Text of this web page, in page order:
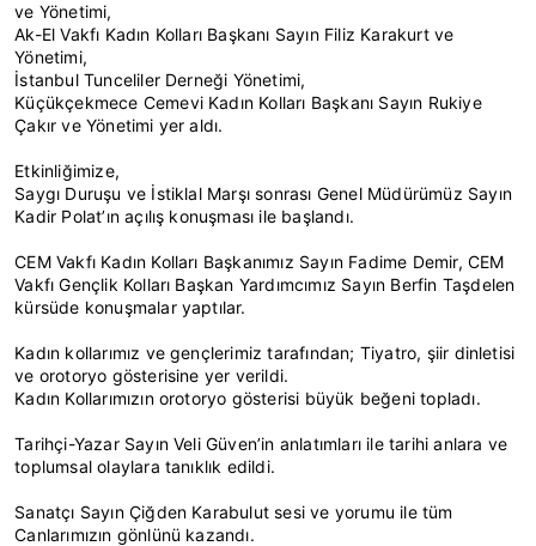
ve Yönetimi,
Ak-El Vakfı Kadın Kolları Başkanı Sayın Filiz Karakurt ve
Yönetimi,
İstanbul Tunceliler Derneği Yönetimi,
Küçükçekmece Cemevi Kadın Kolları Başkanı Sayın Rukiye
Çakır ve Yönetimi yer aldı.
Etkinliğimize,
Saygı Duruşu ve İstiklal Marşı sonrası Genel Müdürümüz Sayın
Kadir Polat’ın açılış konuşması ile başlandı.
CEM Vakfı Kadın Kolları Başkanımız Sayın Fadime Demir, CEM
Vakfı Gençlik Kolları Başkan Yardımcımız Sayın Berfin Taşdelen
kürsüde konuşmalar yaptılar.
Kadın kollarımız ve gençlerimiz tarafından; Tiyatro, şiir dinletisi
ve orotoryo gösterisine yer verildi.
Kadın Kollarımızın orotoryo gösterisi büyük beğeni topladı.
Tarihçi-Yazar Sayın Veli Güven’in anlatımları ile tarihi anlara ve
toplumsal olaylara tanıklık edildi.
Sanatçı Sayın Çiğden Karabulut sesi ve yorumu ile tüm
Canlarımızın gönlünü kazandı.